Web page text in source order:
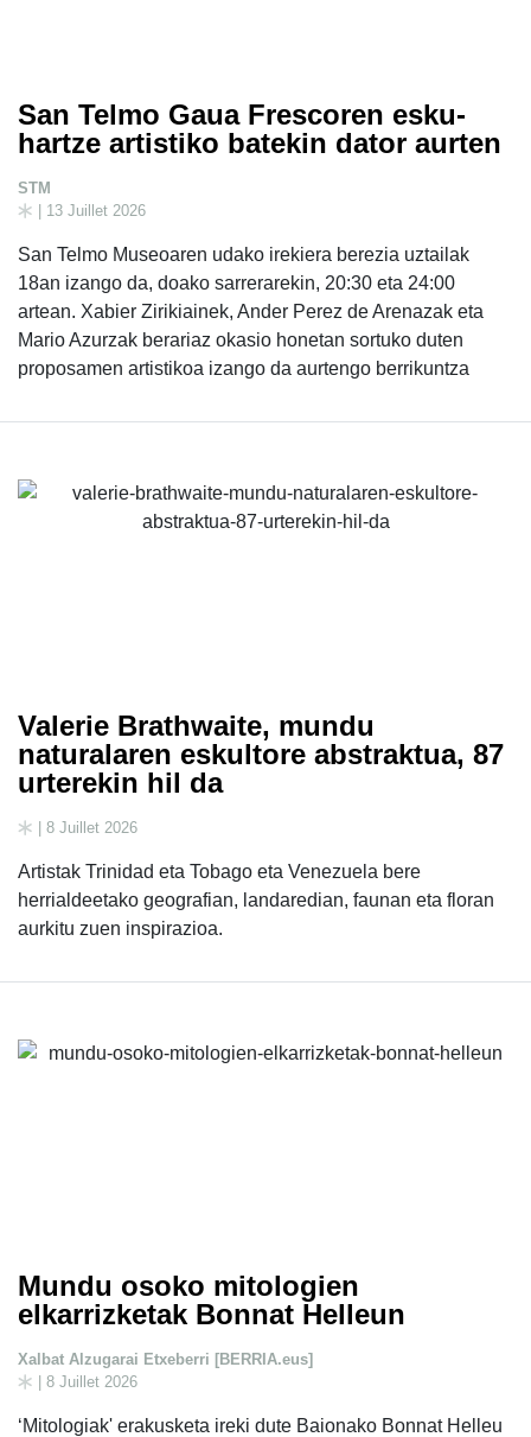
San Telmo Gaua Frescoren esku-
hartze artistiko batekin dator aurten
STM
| 13 Juillet 2026
San Telmo Museoaren udako irekiera berezia uztailak
18an izango da, doako sarrerarekin, 20:30 eta 24:00
artean. Xabier Zirikiainek, Ander Perez de Arenazak eta
Mario Azurzak berariaz okasio honetan sortuko duten
proposamen artistikoa izango da aurtengo berrikuntza
Valerie Brathwaite, mundu
naturalaren eskultore abstraktua, 87
urterekin hil da
| 8 Juillet 2026
Artistak Trinidad eta Tobago eta Venezuela bere
herrialdeetako geografian, landaredian, faunan eta floran
aurkitu zuen inspirazioa.
Mundu osoko mitologien
elkarrizketak Bonnat Helleun
Xalbat Alzugarai Etxeberri [BERRIA.eus]
| 8 Juillet 2026
‘Mitologiak' erakusketa ireki dute Baionako Bonnat Helleu